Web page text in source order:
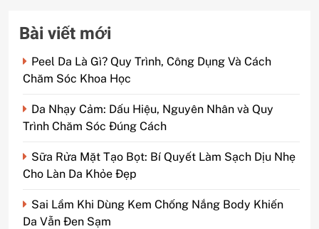
Bài viết mới
Peel Da Là Gì? Quy Trình, Công Dụng Và Cách
Chăm Sóc Khoa Học
Da Nhạy Cảm: Dấu Hiệu, Nguyên Nhân và Quy
Trình Chăm Sóc Đúng Cách
Sữa Rửa Mặt Tạo Bọt: Bí Quyết Làm Sạch Dịu Nhẹ
Cho Làn Da Khỏe Đẹp
Sai Lầm Khi Dùng Kem Chống Nắng Body Khiến
Da Vẫn Đen Sạm